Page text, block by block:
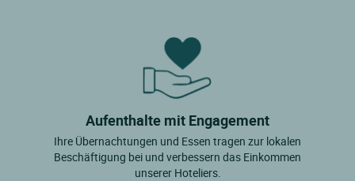
Aufenthalte mit Engagement
Ihre Übernachtungen und Essen tragen zur lokalen
Beschäftigung bei und verbessern das Einkommen
unserer Hoteliers.